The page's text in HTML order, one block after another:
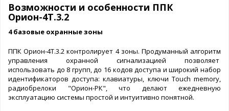
Возможности и особенности ППК
Орион-4Т.3.2
4 базовые охранные зоны
ППК Орион-4Т.3.2 контролирует 4 зоны. Продуманный алгоритм
управления охранной сигнализацией позволяет
использовать до 8 групп, до 16 кодов доступа и широкий набор
идентификаторов доступа: клавиатуры, ключи Touch memory,
радиобрелоки "Орион-РК", что делают ежедневную
эксплуатацию системы простой и интуитивно понятной.